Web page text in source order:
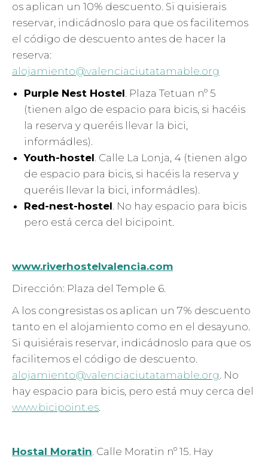
os aplican un 10% descuento. Si quisierais
reservar, indicádnoslo para que os facilitemos
el código de descuento antes de hacer la
reserva:
alojamiento@valenciaciutatamable.org
Purple Nest Hostel. Plaza Tetuan nº 5
(tienen algo de espacio para bicis, si hacéis
la reserva y queréis llevar la bici,
informádles).
Youth-hostel. Calle La Lonja, 4 (tienen algo
de espacio para bicis, si hacéis la reserva y
queréis llevar la bici, informádles).
Red-nest-hostel. No hay espacio para bicis
pero está cerca del bicipoint.
www.riverhostelvalencia.com
Dirección: Plaza del Temple 6.
A los congresistas os aplican un 7% descuento
tanto en el alojamiento como en el desayuno.
Si quisiérais reservar, indicádnoslo para que os
facilitemos el código de descuento.
alojamiento@valenciaciutatamable.org. No
hay espacio para bicis, pero está muy cerca del
www.bicipoint.es.
Hostal Moratin. Calle Moratin nº 15. Hay